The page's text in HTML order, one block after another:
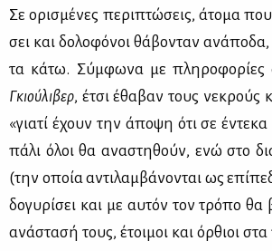
Σε ορι­σμέ­νες πε­ρι­πτώ­σεις, άτο­μα
σει και δο­λο­φό­νοι θά­βο­νταν
τα κά­τω. Σύμ­φω­να με πλη­ρο­φο­ρί­ες
Γκιού­λι­βερ, έτσι έθα­βαν τους νε­κρούς
«για­τί έχουν την άπο­ψη ότι σε έντε­κα
πά­λι όλοι θα ανα­στη­θούν, ενώ στο
(την οποία αντι­λαμ­βά­νο­νται ως
δο­γυ­ρί­σει και με αυ­τόν τον τρό­πο
ανά­στα­σή τους, έτοι­μοι και όρ­θιοι